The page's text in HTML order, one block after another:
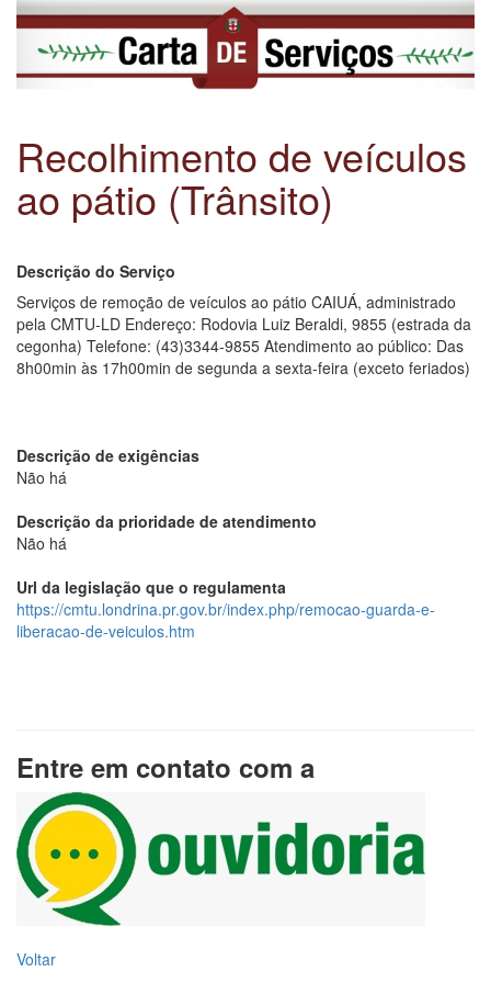
Recolhimento de veículos
ao pátio (Trânsito)
Descrição do Serviço
Serviços de remoção de veículos ao pátio CAIUÁ, administrado
pela CMTU-LD Endereço: Rodovia Luiz Beraldi, 9855 (estrada da
cegonha) Telefone: (43)3344-9855 Atendimento ao público: Das
8h00min às 17h00min de segunda a sexta-feira (exceto feriados)
Descrição de exigências
Não há
Descrição da prioridade de atendimento
Não há
Url da legislação que o regulamenta
https://cmtu.londrina.pr.gov.br/index.php/remocao-guarda-e-
liberacao-de-veiculos.htm
Entre em contato com a
Voltar